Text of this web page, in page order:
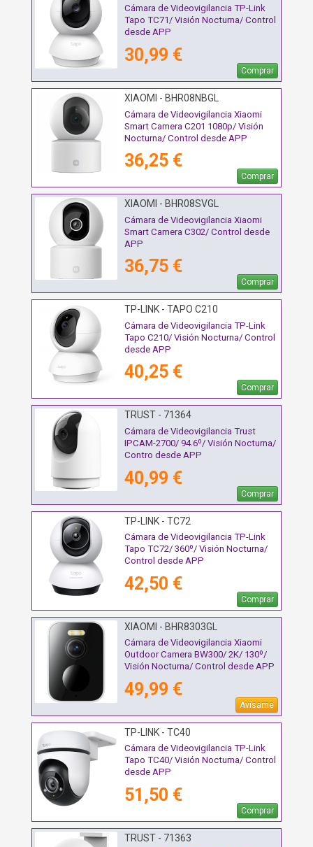
Cámara de Videovigilancia TP-Link
Tapo TC71/ Visión Nocturna/ Control
desde APP
30,99 €
Comprar
XIAOMI - BHR08NBGL
Cámara de Videovigilancia Xiaomi
Smart Camera C201 1080p/ Visión
Nocturna/ Control desde APP
36,25 €
Comprar
XIAOMI - BHR08SVGL
Cámara de Videovigilancia Xiaomi
Smart Camera C302/ Control desde
APP
36,75 €
Comprar
TP-LINK - TAPO C210
Cámara de Videovigilancia TP-Link
Tapo C210/ Visión Nocturna/ Control
desde APP
40,25 €
Comprar
TRUST - 71364
Cámara de Videovigilancia Trust
IPCAM-2700/ 94.6º/ Visión Nocturna/
Contro desde APP
40,99 €
Comprar
TP-LINK - TC72
Cámara de Videovigilancia TP-Link
Tapo TC72/ 360º/ Visión Nocturna/
Control desde APP
42,50 €
Comprar
XIAOMI - BHR8303GL
Cámara de Videovigilancia Xiaomi
Outdoor Camera BW300/ 2K/ 130º/
Visión Nocturna/ Control desde APP
49,99 €
Avísame
TP-LINK - TC40
Cámara de Videovigilancia TP-Link
Tapo TC40/ Visión Nocturna/ Control
desde APP
51,50 €
Comprar
TRUST - 71363